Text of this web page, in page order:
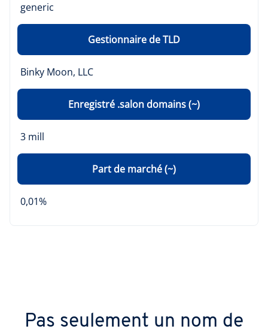
generic
Gestionnaire de TLD
Binky Moon, LLC
Enregistré .salon domains (~)
3 mill
Part de marché (~)
0,01%
Pas seulement un nom de